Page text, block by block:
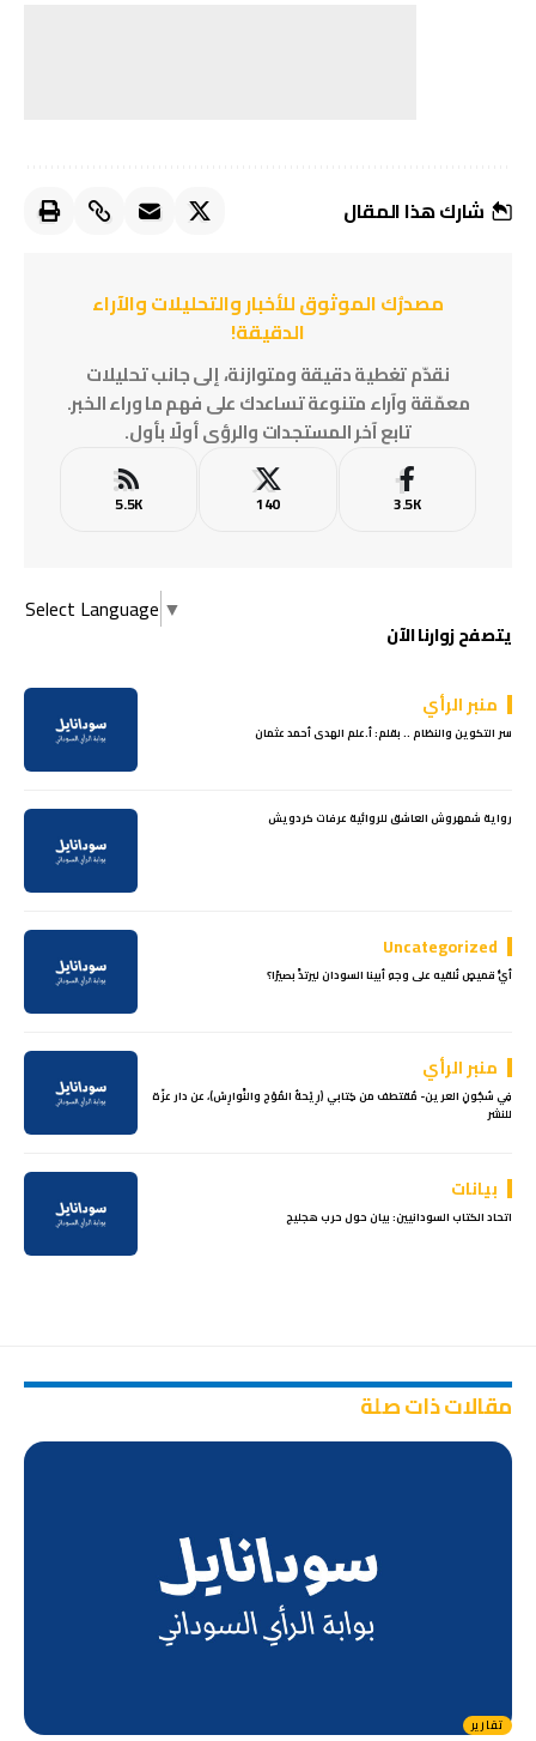
شارك هذا المقال
مصدرُك الموثوق للأخبار والتحليلات والآراء
الدقيقة!
نقدّم تغطية دقيقة ومتوازنة، إلى جانب تحليلات
معمّقة وآراء متنوعة تساعدك على فهم ما وراء الخبر.
تابع آخر المستجدات والرؤى أولًا بأول.
3.5K
140
5.5K
Select Language ▼
يتصفح زوارنا الآن
منبر الرأي
سر التكوين والنظام .. بقلم: أ.علم الهدى أحمد عثمان
رواية شمهروش العاشق للروائية عرفات كردويش
Uncategorized
أيُّ قميصٍ نُلقيه على وجهِ أبينا السودان ليرتدَّ بصيرًا؟
منبر الرأي
فِي سُجُونِ العرين- مُقتطف من كِتابي (رِيْحةُ المُوْج والنَّوارِسْ)، عن دار عزّة
للنشر
بيانات
اتحاد الكتاب السودانيين: بيان حول حرب هجليج
مقالات ذات صلة
تقارير